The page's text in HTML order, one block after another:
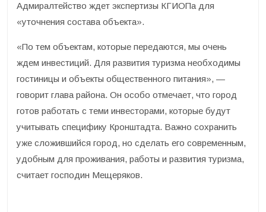
Адмиралтейство ждет экспертизы КГИОПа для
«уточнения состава объекта».
«По тем объектам, которые передаются, мы очень
ждем инвестиций. Для развития туризма необходимы
гостиницы и объекты общественного питания», —
говорит глава района. Он особо отмечает, что город
готов работать с теми инвесторами, которые будут
учитывать специфику Кронштадта. Важно сохранить
уже сложившийся город, но сделать его современным,
удобным для проживания, работы и развития туризма,
считает господин Мещеряков.